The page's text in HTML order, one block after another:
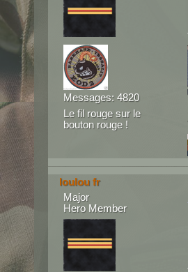
Messages: 4820
Le fil rouge sur le
bouton rouge !
loulou fr
Major
Hero Member